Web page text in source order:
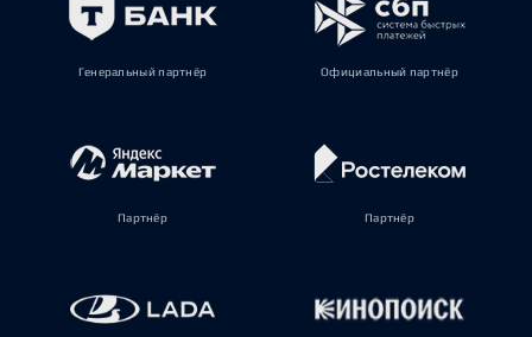
Генеральный партнёр Официальный партнёр
Партнёр Партнёр